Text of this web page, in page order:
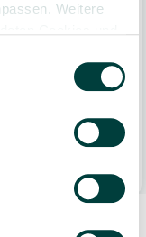
Weitere